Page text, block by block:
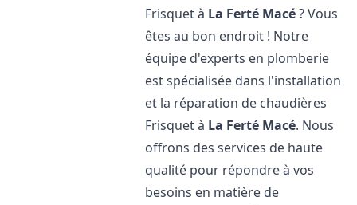
Frisquet à La Ferté Macé? Vous
êtes au bon endroit ! Notre
équipe d'experts en plomberie
est spécialisée dans l'installation
et la réparation de chaudières
Frisquet à La Ferté Macé. Nous
offrons des services de haute
qualité pour répondre à vos
besoins en matière de